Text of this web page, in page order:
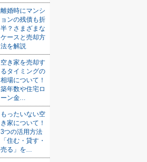
離婚時にマンシ
ョンの残債も折
半？さまざまな
ケースと売却方
法を解説
空き家を売却す
るタイミングの
相場について！
築年数や住宅ロ
ーン金...
もったいない空
き家について！
3つの活用方法
「住む・貸す・
売る」を...